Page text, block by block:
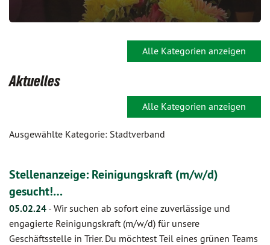
Alle Kategorien anzeigen
Aktuelles
Alle Kategorien anzeigen
Ausgewählte Kategorie: Stadtverband
Stellenanzeige: Reinigungskraft (m/w/d)
gesucht!…
05.02.24 - Wir suchen ab sofort eine zuverlässige und
engagierte Reinigungskraft (m/w/d) für unsere
Geschäftsstelle in Trier. Du möchtest Teil eines grünen Teams